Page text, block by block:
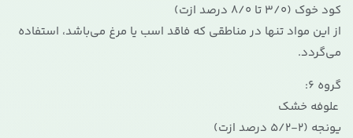
کود خوک (3/0 تا 8/0 درصد ازت)
از این مواد تنها در مناطقی که فاقد اسب یا مرغ می‌باشد، استفاده
می‌گردد.
گروه 6:
علوفه خشک
یونجه (2-5/2 درصد ازت)